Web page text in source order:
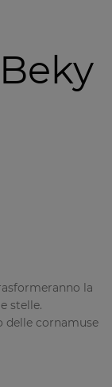
la
stelle.
delle cornamuse